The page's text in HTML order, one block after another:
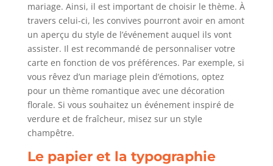
mariage. Ainsi, il est important de choisir le thème. À
travers celui-ci, les convives pourront avoir en amont
un aperçu du style de l’événement auquel ils vont
assister. Il est recommandé de personnaliser votre
carte en fonction de vos préférences. Par exemple, si
vous rêvez d’un mariage plein d’émotions, optez
pour un thème romantique avec une décoration
florale. Si vous souhaitez un événement inspiré de
verdure et de fraîcheur, misez sur un style
champêtre.
Le papier et la typographie